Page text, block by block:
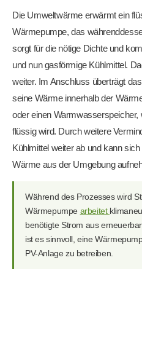
Die Umweltwärme erwärmt ein
Wärmepumpe, das
sorgt für die nötige Dichte und
und nun gasförmige Kühlmittel.
weiter. Im Anschluss überträgt
seine Wärme innerhalb der
oder einen
flüssig wird. Durch weitere
Kühlmittel weiter ab und kann
Wärme aus der Umgebung
Während des Prozesses wird
Wärmepumpe arbeitet
benötigte Strom aus
ist es sinnvoll, eine
PV-Anlage zu betreiben.